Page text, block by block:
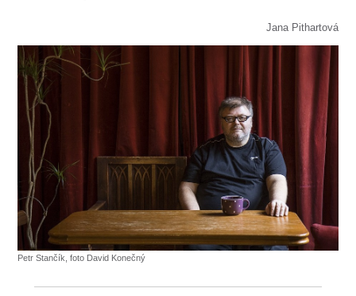
Jana Pithartová
Petr Stančík, foto David Konečný